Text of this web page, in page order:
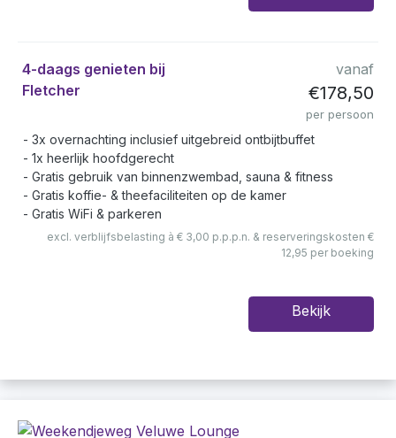
4-daags genieten bij
Fletcher
vanaf
€178,50
per persoon
3x overnachting inclusief uitgebreid ontbijtbuffet
1x heerlijk hoofdgerecht
Gratis gebruik van binnenzwembad, sauna & fitness
Gratis koffie- & theefaciliteiten op de kamer
Gratis WiFi & parkeren
excl. verblijfsbelasting à € 3,00 p.p.p.n. & reserveringskosten €
12,95 per boeking
Bekijk